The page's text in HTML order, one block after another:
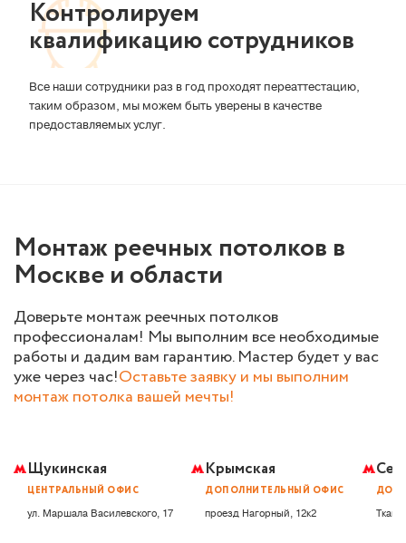
Контролируем
квалификацию сотрудников
Все наши сотрудники раз в год проходят переаттестацию,
таким образом, мы можем быть уверены в качестве
предоставляемых услуг.
Монтаж реечных потолков в
Москве и области
Доверьте монтаж реечных потолков
профессионалам! Мы выполним все необходимые
работы и дадим вам гарантию. Мастер будет у вас
уже через час!Оставьте заявку и мы выполним
монтаж потолка вашей мечты!
Щукинская
ЦЕНТРАЛЬНЫЙ ОФИС
ул. Маршала Василевского, 17
Крымская
ДОПОЛНИТЕЛЬНЫЙ ОФИС
проезд Нагорный, 12к2